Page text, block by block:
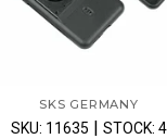
SKS GERMANY
SKU: 11635 | STOCK: 4